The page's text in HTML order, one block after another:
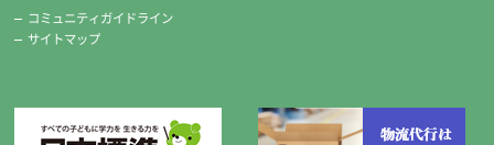
コミュニティガイドライン
サイトマップ